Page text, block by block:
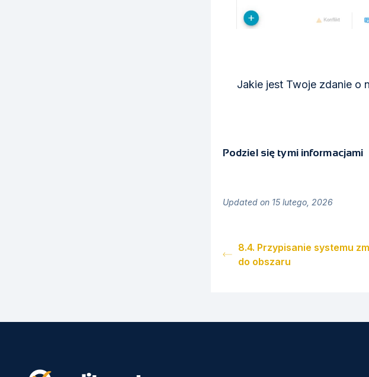
Jakie jest Twoje zdanie o
Podziel się tymi informacjami
Updated on 15 lutego, 2026
8.4. Przypisanie systemu
do obszaru